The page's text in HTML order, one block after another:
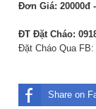
Đơn Giá: 20000đ
ĐT Đặt Cháo:
Đặt Cháo Qua FB:
Share on